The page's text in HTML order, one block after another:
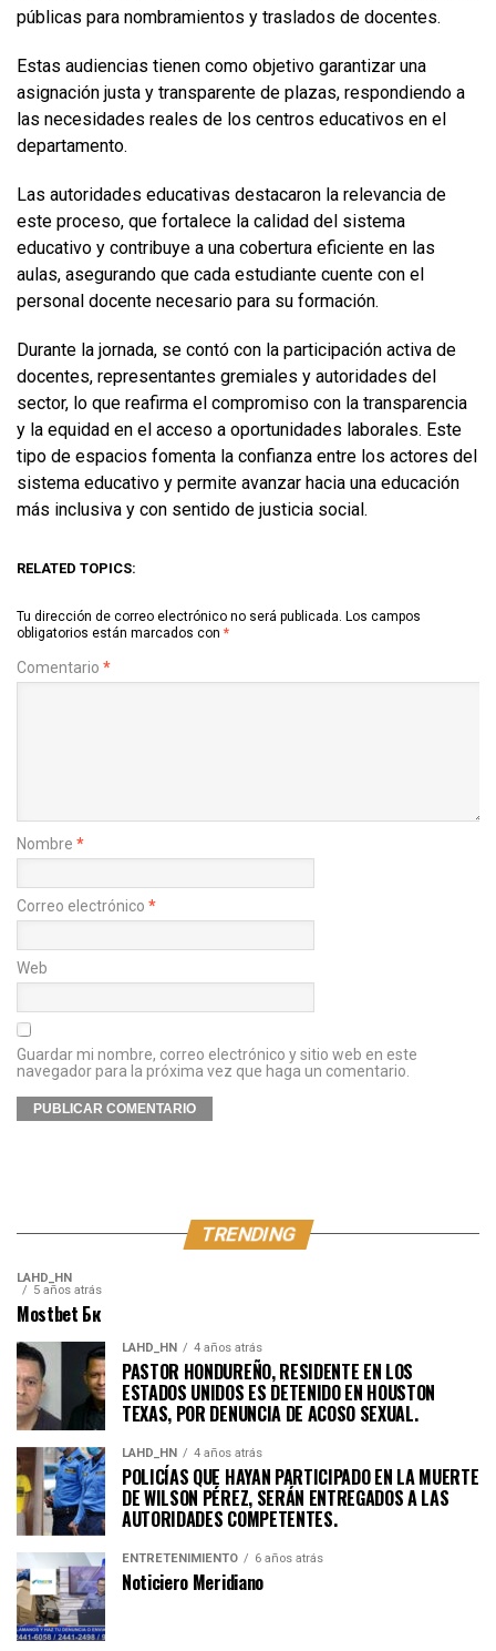
públicas para nombramientos y traslados de docentes.
Estas audiencias tienen como objetivo garantizar una
asignación justa y transparente de plazas, respondiendo a
las necesidades reales de los centros educativos en el
departamento.
Las autoridades educativas destacaron la relevancia de
este proceso, que fortalece la calidad del sistema
educativo y contribuye a una cobertura eficiente en las
aulas, asegurando que cada estudiante cuente con el
personal docente necesario para su formación.
Durante la jornada, se contó con la participación activa de
docentes, representantes gremiales y autoridades del
sector, lo que reafirma el compromiso con la transparencia
y la equidad en el acceso a oportunidades laborales. Este
tipo de espacios fomenta la confianza entre los actores del
sistema educativo y permite avanzar hacia una educación
más inclusiva y con sentido de justicia social.
RELATED TOPICS:
Tu dirección de correo electrónico no será publicada. Los campos
obligatorios están marcados con *
Comentario *
Nombre *
Correo electrónico *
Web
Guardar mi nombre, correo electrónico y sitio web en este
navegador para la próxima vez que haga un comentario.
TRENDING
LAHD_HN
5 años atrás
Mostbet Бк
LAHD_HN 4 años atrás
PASTOR HONDUREÑO, RESIDENTE EN LOS
ESTADOS UNIDOS ES DETENIDO EN HOUSTON
TEXAS, POR DENUNCIA DE ACOSO SEXUAL.
LAHD_HN 4 años atrás
POLICÍAS QUE HAYAN PARTICIPADO EN LA MUERTE
DE WILSON PÉREZ, SERÁN ENTREGADOS A LAS
AUTORIDADES COMPETENTES.
ENTRETENIMIENTO 6 años atrás
Noticiero Meridiano